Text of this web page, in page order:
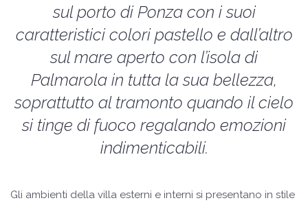
sul porto di Ponza con i suoi
caratteristici colori pastello e dall’altro
sul mare aperto con l’isola di
Palmarola in tutta la sua bellezza,
soprattutto al tramonto quando il cielo
si tinge di fuoco regalando emozioni
indimenticabili.
Gli ambienti della villa esterni e interni si presentano in stile